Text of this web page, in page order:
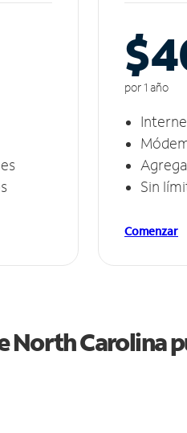
por 1 año
Sin
Comenzar
North Carolina